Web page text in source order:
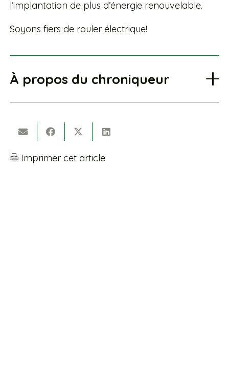
l’implantation de plus d’énergie renouvelable.
Soyons fiers de rouler électrique!
À propos du chroniqueur
Imprimer cet article